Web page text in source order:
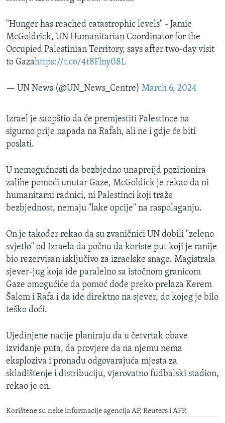
"Hunger has reached catastrophic levels" - Jamie
McGoldrick, UN Humanitarian Coordinator for the
Occupied Palestinian Territory, says after two-day visit
to Gazahttps://t.co/4t8Flny08L
— UN News (@UN_News_Centre) March 6, 2024
Izrael je saopštio da će premjestiti Palestince na
sigurno prije napada na Rafah, ali ne i gdje će biti
poslati.
U nemogućnosti da bezbjedno unapreijd pozicionira
zalihe pomoći unutar Gaze, McGoldick je rekao da ni
humanitarni radnici, ni Palestinci koji traže
bezbjednost, nemaju "lake opcije" na raspolaganju.
On je također rekao da su zvaničnici UN dobili "zeleno
svjetlo" od Izraela da počnu da koriste put koji je ranije
bio rezervisan isključivo za izraelske snage. Magistrala
sjever-jug koja ide paralelno sa istočnom granicom
Gaze omogućiće da pomoć dođe preko prelaza Kerem
Šalom i Rafa i da ide direktno na sjever, do kojeg je bilo
teško doći.
Ujedinjene nacije planiraju da u četvrtak obave
izviđanje puta, da provjere da na njemu nema
eksploziva i pronađu odgovarajuća mjesta za
skladištenje i distribuciju, vjerovatno fudbalski stadion,
rekao je on.
Korištene su neke informacije agencija AP, Reuters i AFP.